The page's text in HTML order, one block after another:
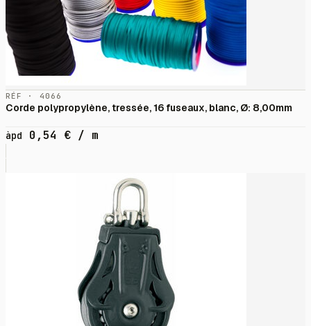
RÉF · 4066
Corde polypropylène, tressée, 16 fuseaux, blanc, Ø: 8,00mm
àpd 0,54 € / m